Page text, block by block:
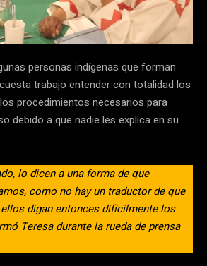
personas indígenas que forman
trabajo entender con totalidad los
procedimientos necesarios para
debido a que nadie les explica en su
lo dicen a una forma de que
como no hay un traductor de que
digan entonces difícilmente los
Teresa durante la rueda de prensa